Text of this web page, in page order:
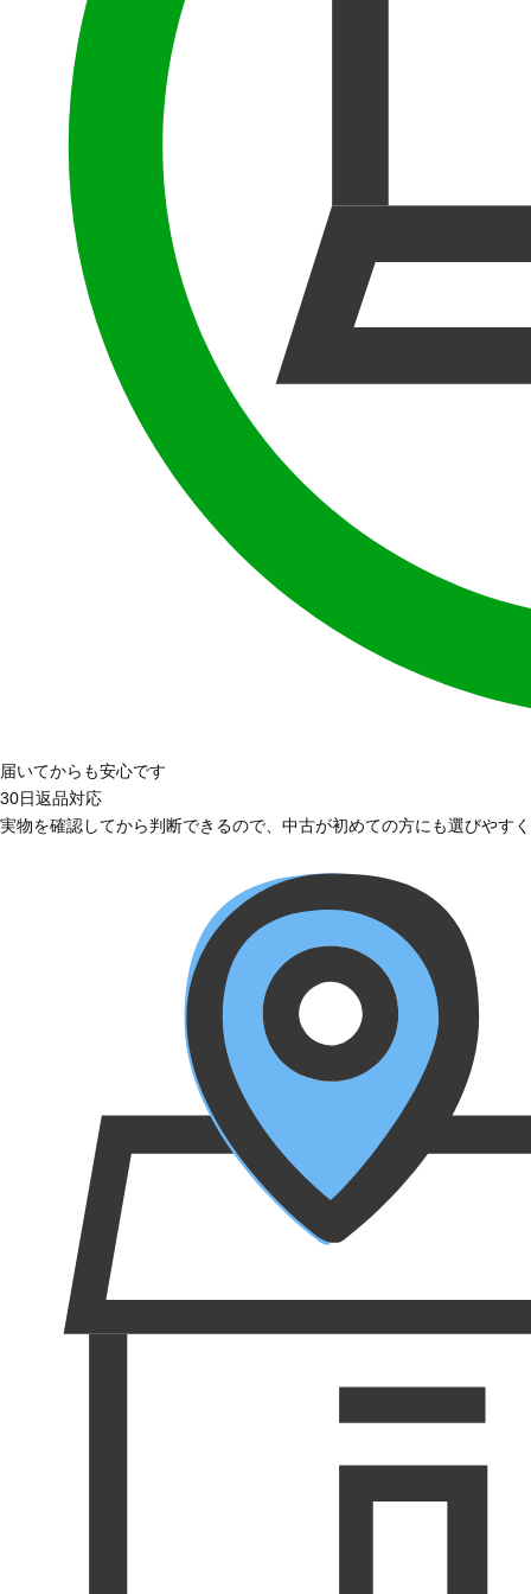
届いてからも安心です
30日返品対応
実物を確認してから判断できるので、中古が初めての方にも選びやす